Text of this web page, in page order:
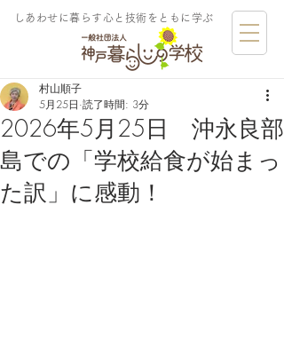
しあわせに暮らす​心と技術をともに学ぶ
2026年5月25日 沖永良部
島での「学校給食が始まっ
た訳」に感動！
村山順子
5月25日 読了時間: 3分